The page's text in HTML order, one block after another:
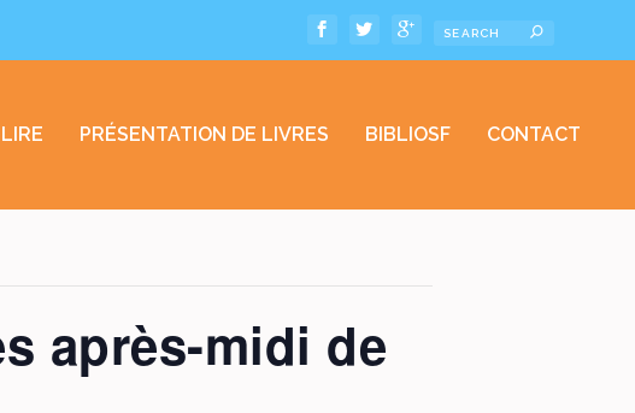
PRÉSENTATION DE LIVRES BIBLIOSF CONTACT
après-midi de